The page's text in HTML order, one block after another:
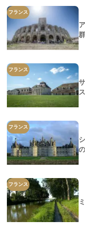
フランス
群
フランス
フランス
フランス